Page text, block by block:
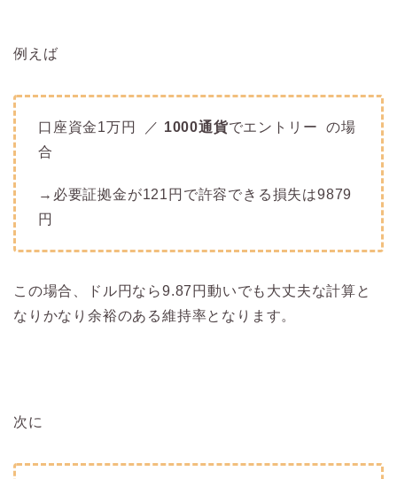
例えば
口座資金1万円 ／ 1000通貨でエントリー の場
合
→必要証拠金が121円で許容できる損失は9879
円
この場合、ドル円なら9.87円動いでも大丈夫な計算と
なりかなり余裕のある維持率となります。
次に